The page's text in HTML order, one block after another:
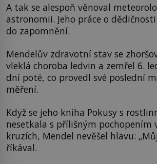
A tak se alespoň věnoval
astronomii. Jeho práce o
do zapomnění.
Mendelův zdravotní stav se
vleklá choroba ledvin a zemřel 6.
dní poté, co provedl své poslední
měření.
Když se jeho kniha Pokusy s
nesetkala s přílišným pochopením
kruzích, Mendel nevěšel hlavu:
říkával.